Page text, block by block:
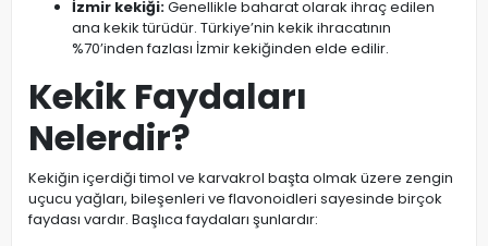
İzmir kekiği:Genellikle baharat olarak ihraç edilen
ana kekik türüdür. Türkiye’nin kekik ihracatının
%70’inden fazlası İzmir kekiğinden elde edilir.
Kekik Faydaları
Nelerdir?
Kekiğin içerdiği timol ve karvakrol başta olmak üzere zengin
uçucu yağları, bileşenleri ve flavonoidleri sayesinde birçok
faydası vardır. Başlıca faydaları şunlardır: